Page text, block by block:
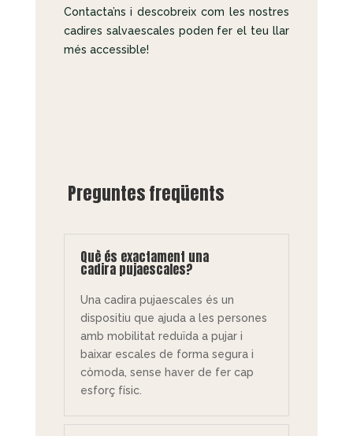
Contacta’ns i descobreix com les nostres
cadires salvaescales poden fer el teu llar
més accessible!
Preguntes freqüents
Què és exactament una
cadira pujaescales?
Una cadira pujaescales és un
dispositiu que ajuda a les persones
amb mobilitat reduïda a pujar i
baixar escales de forma segura i
còmoda, sense haver de fer cap
esforç físic.